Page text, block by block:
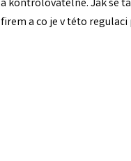
a kontrolovatelné. Jak se
firem a co je v této